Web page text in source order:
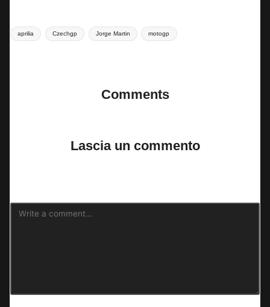
Tags:
aprilia Czechgp Jorge Martin motogp
Comments
Lascia un commento